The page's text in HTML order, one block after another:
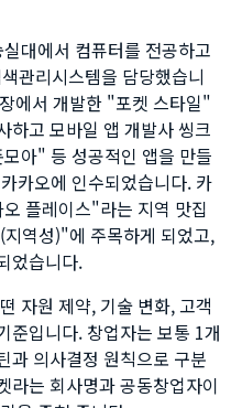
대에서 컴퓨터를 전공하고
관리시스템을 담당했습니
에서 개발한 "포켓 스타일"
하고 모바일 앱 개발사 씽크
아" 등 성공적인 앱을 만들
카오에 인수되었습니다. 카
플레이스"라는 지역 맛집
역성)"에 주목하게 되었고,
었습니다.
자원 제약, 기술 변화, 고객
준입니다. 창업자는 보통 1개
과 의사결정 원칙으로 구분
라는 회사명과공동창업자이